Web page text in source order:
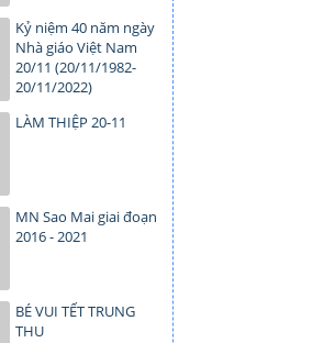
Kỷ niệm 40 năm ngày
Nhà giáo Việt Nam
20/11 (20/11/1982-
20/11/2022)
LÀM THIỆP 20-11
MN Sao Mai giai đoạn
2016 - 2021
BÉ VUI TẾT TRUNG
THU